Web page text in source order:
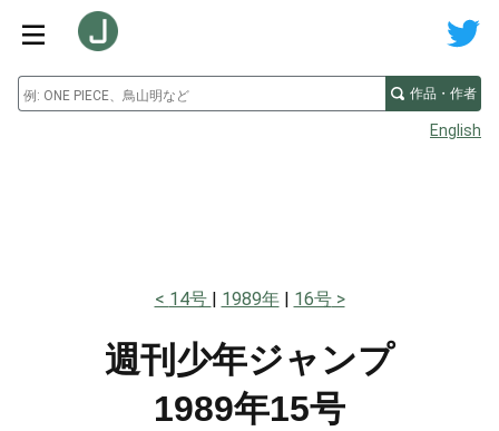
作品・作者
English
14号 1989年 16号
週刊少年ジャンプ
1989年15号